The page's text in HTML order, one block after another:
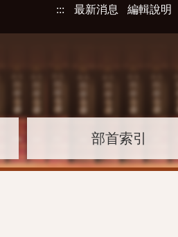
::: 最新消息 編輯說明
部首索引